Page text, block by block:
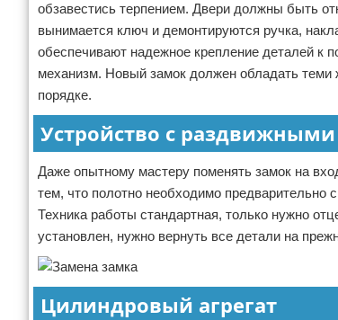
обзавестись терпением. Двери должны быть
вынимается ключ и демонтируются ручка,
обеспечивают надежное крепление деталей к
механизм. Новый замок должен обладать теми
порядке.
Устройство с
Даже опытному мастеру поменять замок на
тем, что полотно необходимо предварительно
Техника работы стандартная, только нужно
установлен, нужно вернуть все детали на
Цилиндровый агрегат